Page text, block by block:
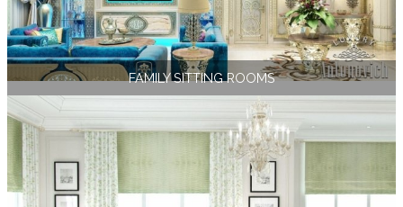
FAMILY SITTING ROOMS